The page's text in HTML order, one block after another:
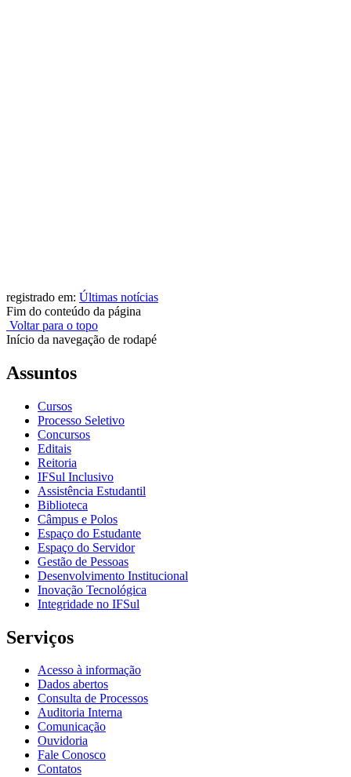
registrado em: Últimas notícias
Fim do conteúdo da página
Voltar para o topo
Início da navegação de rodapé
Assuntos
Cursos
Processo Seletivo
Concursos
Editais
Reitoria
IFSul Inclusivo
Assistência Estudantil
Biblioteca
Câmpus e Polos
Espaço do Estudante
Espaço do Servidor
Gestão de Pessoas
Desenvolvimento Institucional
Inovação Tecnológica
Integridade no IFSul
Serviços
Acesso à informação
Dados abertos
Consulta de Processos
Auditoria Interna
Comunicação
Ouvidoria
Fale Conosco
Contatos